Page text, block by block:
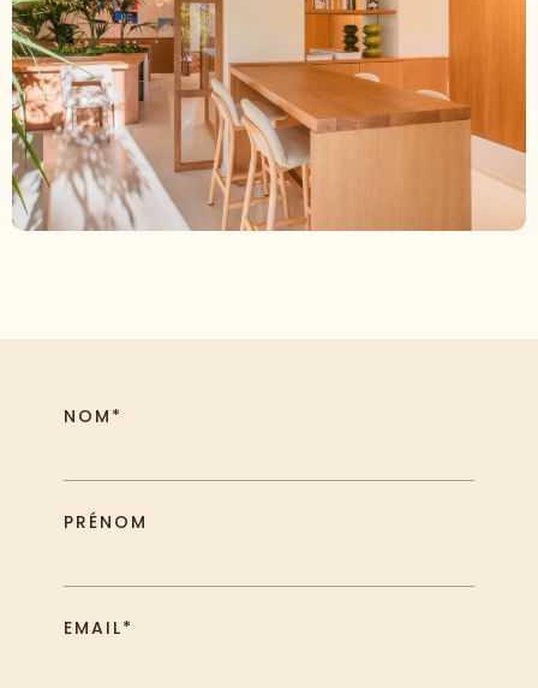
NOM*
PRÉNOM
EMAIL*